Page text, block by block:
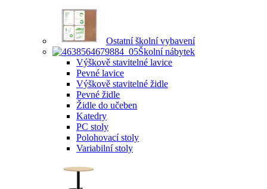
Ostatní školní vybavení
Školní nábytek
Výškově stavitelné lavice
Pevné lavice
Výškově stavitelné židle
Pevné židle
Židle do učeben
Katedry
PC stoly
Polohovací stoly
Variabilní stoly